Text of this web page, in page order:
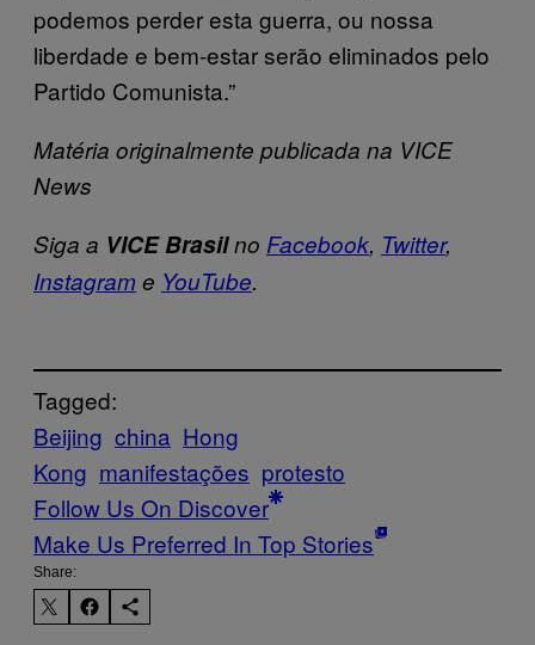
podemos perder esta guerra, ou nossa
liberdade e bem-estar serão eliminados pelo
Partido Comunista.”
Matéria originalmente publicada na VICE
News
Siga a VICE Brasilno Facebook, Twitter,
Instagrame YouTube.
Tagged:
Beijing china Hong
Kong manifestações protesto
Follow Us On Discover
Make Us Preferred In Top Stories
Share: